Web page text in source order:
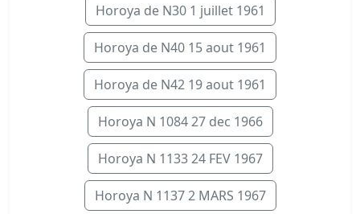
Horoya de N30 1 juillet 1961
Horoya de N40 15 aout 1961
Horoya de N42 19 aout 1961
Horoya N 1084 27 dec 1966
Horoya N 1133 24 FEV 1967
Horoya N 1137 2 MARS 1967